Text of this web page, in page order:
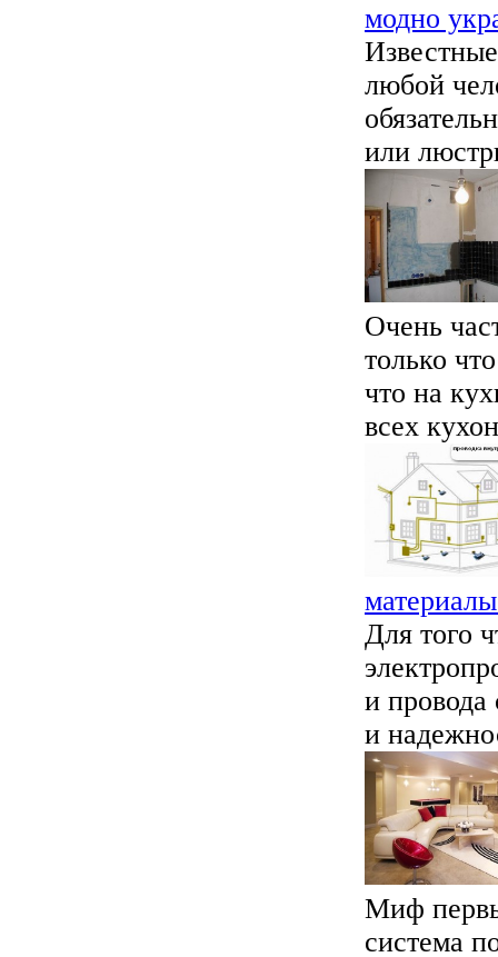
модно
любой
или
Очень
только
что на
всех
Для того
и
и
Миф
система